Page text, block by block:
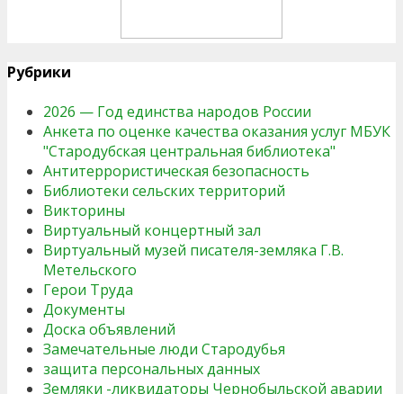
Рубрики
2026 — Год единства народов России
Анкета по оценке качества оказания услуг МБУК
"Стародубская центральная библиотека"
Антитеррористическая безопасность
Библиотеки сельских территорий
Викторины
Виртуальный концертный зал
Виртуальный музей писателя-земляка Г.В.
Метельского
Герои Труда
Документы
Доска объявлений
Замечательные люди Стародубья
защита персональных данных
Земляки -ликвидаторы Чернобыльской аварии